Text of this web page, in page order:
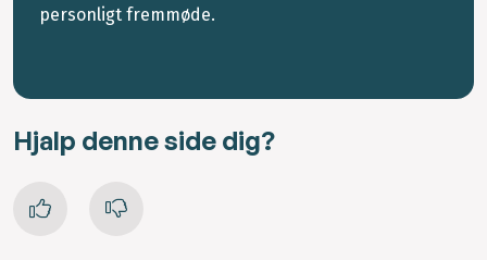
personligt fremmøde.
Hjalp denne side dig?